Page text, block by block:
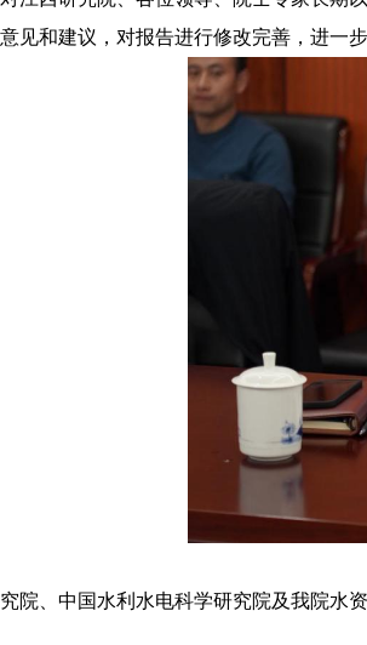
见和建议，对报告进行修改完善， 进一
院、中国水利水电科学研究院及我院水